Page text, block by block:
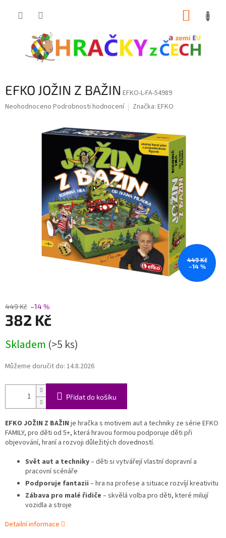
EFKO JOŽIN Z BAŽIN EFKO-L-FA-54989
Průměrné
Neohodnoceno Podrobnosti hodnocení Značka: EFKO
449 Kč
–14 %
449 Kč –14 %
382 Kč
cena:
Skladem (>5 ks)
Můžeme doručit do: 14.8.2026
Přidat do košíku
EFKO JOŽIN Z BAŽIN je hračka s motivem aut a techniky ze série EFKO
FAMILY, pro děti od 5+, která hravou formou podporuje děti při
objevování, hraní a rozvoji důležitých dovedností.
Svět aut a techniky– děti si vytvářejí vlastní dopravní a
pracovní scénáře
Podporuje fantazii – hra na profese a situace rozvíjí kreativitu
Zábava pro malé řidiče – skvělá volba pro děti, které milují
vozidla a stroje
Detailní informace